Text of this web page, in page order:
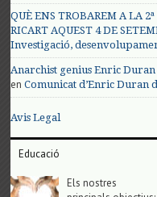
QUÈ ENS TROBAREM A LA
RICART AQUEST 4 DE
Investigació,
Anarchist genius Enric
enComunicat d’Enric Duran
Avis Legal
Educació
Els nostres